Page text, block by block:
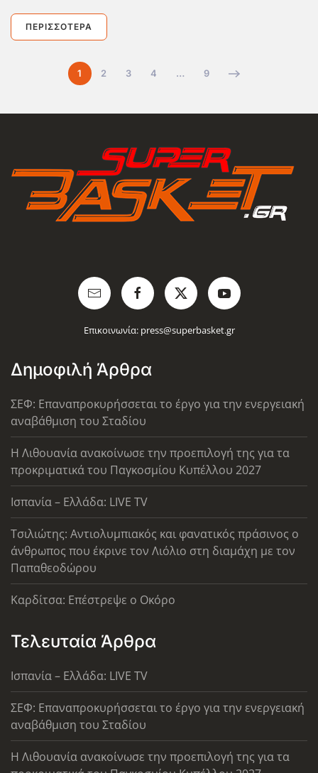
ΠΕΡΙΣΣΌΤΕΡΑ
1 2 3 4 … 9
Επικοινωνία: press@superbasket.gr
Δημοφιλή Άρθρα
ΣΕΦ: Επαναπροκυρήσσεται το έργο για την ενεργειακή
αναβάθμιση του Σταδίου
Η Λιθουανία ανακοίνωσε την προεπιλογή της για τα
προκριματικά του Παγκοσμίου Κυπέλλου 2027
Ισπανία – Ελλάδα: LIVE TV
Τσιλιώτης: Αντιολυμπιακός και φανατικός πράσινος ο
άνθρωπος που έκρινε τον Λιόλιο στη διαμάχη με τον
Παπαθεοδώρου
Καρδίτσα: Επέστρεψε ο Οκόρο
Τελευταία Άρθρα
Ισπανία – Ελλάδα: LIVE TV
ΣΕΦ: Επαναπροκυρήσσεται το έργο για την ενεργειακή
αναβάθμιση του Σταδίου
Η Λιθουανία ανακοίνωσε την προεπιλογή της για τα